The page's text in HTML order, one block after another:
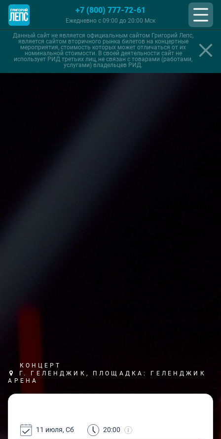
+7 (800) 777-72-61
Ежедневно с 09:00 до 20:00 Мск
Данный сайт не является официальным сайтом Григорий Лепс,
является сайтом вторичного рынка билетов на концертные
мероприятия, стоимость которых может отличаться от их
номинальной стоимости. В своей деятельности сайт не
использует РИД третьих лиц, не связан с товарами (работами,
услугами) владельцев РИД.
КОНЦЕРТ
Г. ГЕЛЕНДЖИК, ПЛОЩАДКА: ГЕЛЕНДЖИК
АРЕНА
11 июля, Сб 20:00